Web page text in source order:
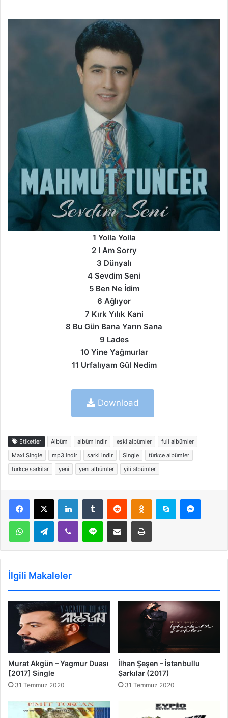
1 Yolla Yolla
2 I Am Sorry
3 Dünyalı
4 Sevdim Seni
5 Ben Ne İdim
6 Ağlıyor
7 Kırk Yılık Kani
8 Bu Gün Bana Yarın Sana
9 Lades
10 Yine Yağmurlar
11 Urfalıyam Gül Nedim
Download
Etiketler Albüm albüm indir eski albümler
full albümler
Maxi Single
mp3 indir sarki indir Single
türkce albümler
türkce sarkilar
yeni yeni albümler yili albümler
LinkedInTumblr Reddit Odnoklassniki
Skype
WhatsAppTelegramViber Line E-Posta ile paylaş Yazdır
İlgili Makaleler
Murat Akgün – Yagmur Duası
[2017] Single
31 Temmuz 2020
İlhan Şeşen – İstanbullu
Şarkılar (2017)
31 Temmuz 2020